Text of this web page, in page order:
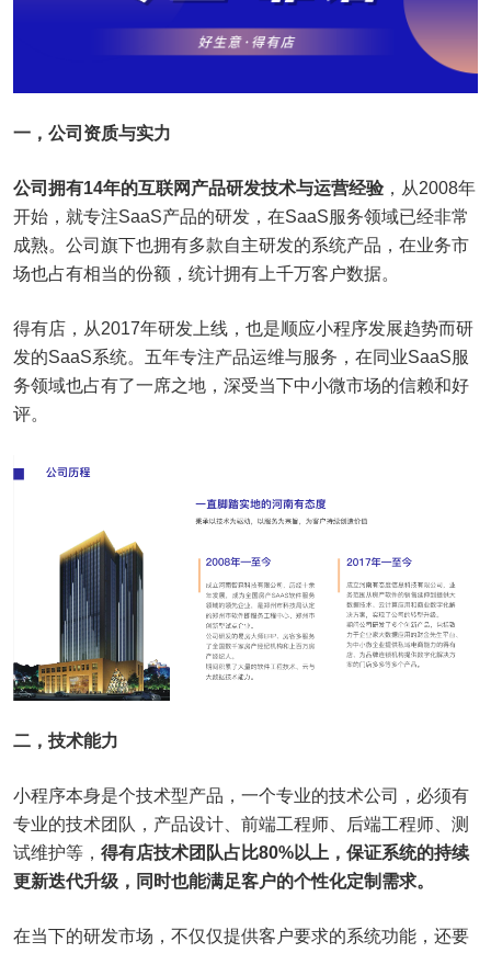
一，公司资质与实力
公司拥有14年的互联网产品研发技术与运营经验，从2008年
开始，就专注SaaS产品的研发，在SaaS服务领域已经非常
成熟。公司旗下也拥有多款自主研发的系统产品，在业务市
场也占有相当的份额，统计拥有上千万客户数据。
得有店，从2017年研发上线，也是顺应小程序发展趋势而研
发的SaaS系统。五年专注产品运维与服务，在同业SaaS服
务领域也占有了一席之地，深受当下中小微市场的信赖和好
评。
二，技术能力
小程序本身是个技术型产品，一个专业的技术公司，必须有
专业的技术团队，产品设计、前端工程师、后端工程师、测
试维护等， 得有店技术团队占比80%以上，保证系统的持续
更新迭代升级，同时也能满足客户的个性化定制需求。
在当下的研发市场，不仅仅提供客户要求的系统功能，还要